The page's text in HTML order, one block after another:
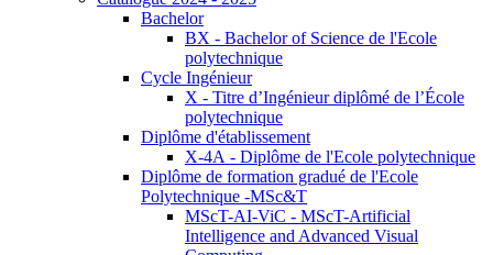
Bachelor
BX - Bachelor of Science de l'Ecole
polytechnique
Cycle Ingénieur
X - Titre d’Ingénieur diplômé de l’École
polytechnique
Diplôme d'établissement
X-4A - Diplôme de l'Ecole polytechnique
Diplôme de formation gradué de l'Ecole
Polytechnique -MSc&T
MScT-AI-ViC - MScT-Artificial
Intelligence and Advanced Visual